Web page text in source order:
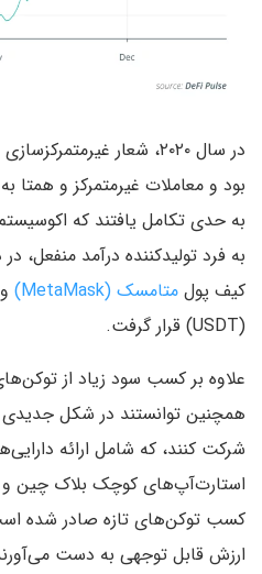
در سال ۲۰۲۰، شعار
بود و معاملات غیرمتمرکز و همتا
به حدی تکامل یافتند که
به فرد تولیدکننده درآمد منفعل،
کیف پول متامسک (MetaMask)
(USDT) قرار گرفت.
علاوه بر کسب سود زیاد از
همچنین توانستند در شکل جدیدی
شرکت کنند، که شامل ارائه
استارت‌آپ‌های کوچک بلاک چین و
کسب توکن‌های تازه صادر شده
ارزش قابل توجهی به دست